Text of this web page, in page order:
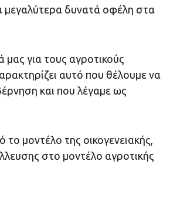
μεγαλύτερα δυνατά οφέλη στα
για τους αγροτικούς
αυτό που θέλουμε να
και που λέγαμε ως
μοντέλο της οικογενειακής,
στο μοντέλο αγροτικής